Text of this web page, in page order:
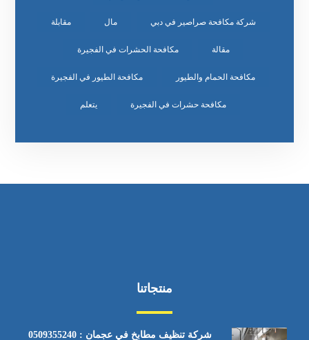
شركة مكافحة صراصير في دبي مال مقابلة
مقالة مكافحة الحشرات في الفجيرة
مكافحة الحمام والطيور مكافحة الطيور في الفجيرة
مكافحة حشرات في الفجيرة يتعلم
منتجاتنا
شركة تنظيف مطابخ في عجمان : 0509355240